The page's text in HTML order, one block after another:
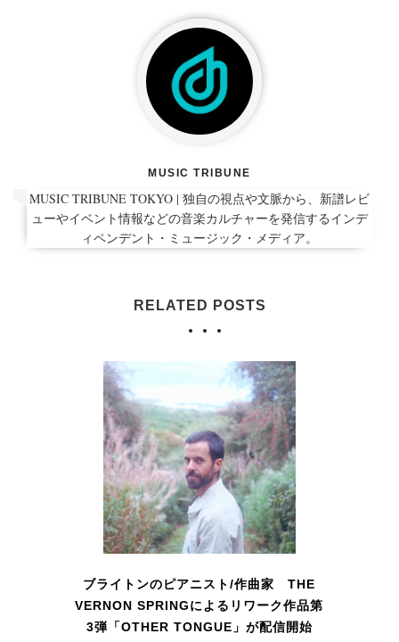
MUSIC TRIBUNE
MUSIC TRIBUNE TOKYO | 独自の視点や文脈から、新譜レビ
ューやイベント情報などの音楽カルチャーを発信するインデ
ィペンデント・ミュージック・メディア。
RELATED POSTS
ブライトンのピアニスト/作曲家 THE
VERNON SPRINGによるリワーク作品第
3弾「OTHER TONGUE」が配信開始